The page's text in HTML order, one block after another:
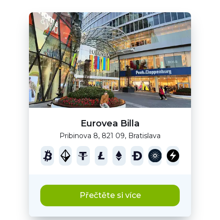
Eurovea Billa
Pribinova 8, 821 09, Bratislava
Přečtěte si více